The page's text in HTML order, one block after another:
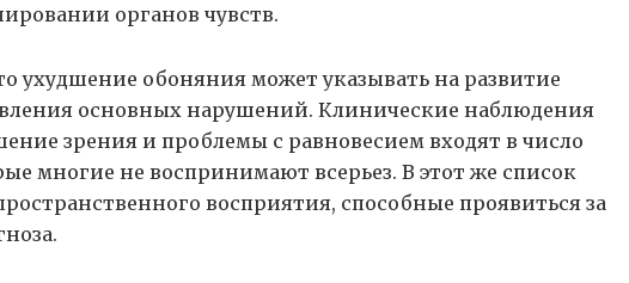
органов чувств.
ухудшение обоняния может указывать на развитие
основных нарушений. Клинические наблюдения
зрения и проблемы с равновесием входят в число
многие не воспринимают всерьез. В этот же список
восприятия, способные проявиться за